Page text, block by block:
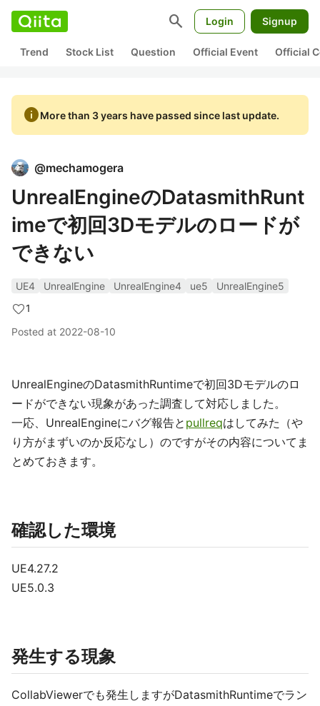
search Login Signup
Trend Stock List Question Official Event Official
infoMore than 3 years have passed since last update.
@mechamogera
UnrealEngineのDatasmithRunt
imeで初回3Dモデルのロードが
できない
UE4 UnrealEngine UnrealEngine4 ue5
UnrealEngine5
1
Posted at 2022-08-10
UnrealEngineのDatasmithRuntimeで初回3Dモデルのロ
ードができない現象があった調査して対応しました。
一応、UnrealEngineにバグ報告と pullreqはしてみた（や
り方がまずいのか反応なし）のですがその内容についてま
とめておきます。
確認した環境
UE4.27.2
UE5.0.3
発生する現象
CollabViewerでも発生しますがDatasmithRuntimeでラン